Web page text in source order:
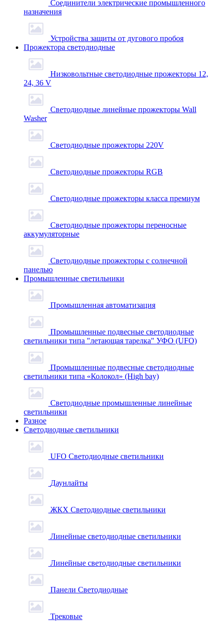
Соединители электрические промышленного
назначения
Устройства защиты от дугового пробоя
Прожектора светодиодные
Низковольтные светодиодные прожекторы 12,
24, 36 V
Светодиодные линейные прожекторы Wall
Washer
Светодиодные прожекторы 220V
Светодиодные прожекторы RGB
Светодиодные прожекторы класса премиум
Светодиодные прожекторы переносные
аккумуляторные
Светодиодные прожекторы с солнечной
панелью
Промышленные светильники
Промышленная автоматизация
Промышленные подвесные cветодиодные
светильники типа "летающая тарелка" УФО (UFO)
Промышленные подвесные cветодиодные
светильники типа «Колокол» (High bay)
Светодиодные промышленные линейные
светильники
Разное
Светодиодные светильники
UFO Светодиодные светильники
Даунлайты
ЖКХ Светодиодные светильники
Линейные светодиодные светильники
Линейные светодиодные светильники
Панели Светодиодные
Трековые